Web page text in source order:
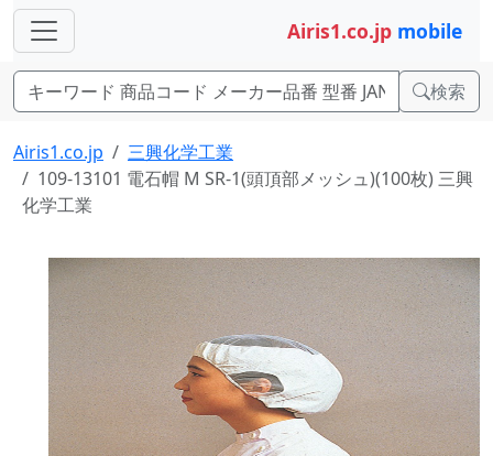
Airis1.co.jp mobile
検索
Airis1.co.jp
三興化学工業
109-13101 電石帽 M SR-1(頭頂部メッシュ)(100枚) 三興
化学工業